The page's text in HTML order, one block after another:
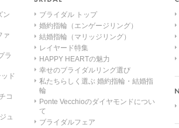
ン
ァ
ラ
ド
コ
ュ
ブライダル トップ
婚約指輪（エンゲージリング）
結婚指輪（マリッジリング）
レイヤード特集
HAPPY HEARTの魅力
幸せのブライダルリング選び
私たちらしく選ぶ 婚約指輪・結婚指
輪
Ponte Vecchioのダイヤモンドについ
て
ブライダルフェア